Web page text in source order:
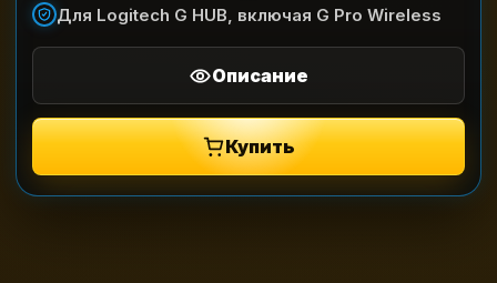
Для Logitech G HUB, включая G Pro Wireless
Описание
Купить